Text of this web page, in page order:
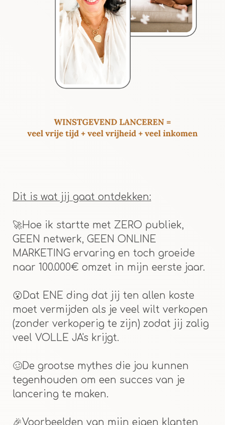
Dit is wat jij gaat ontdekken:
🚀Hoe ik startte met ZERO publiek,
GEEN netwerk, GEEN ONLINE
MARKETING ervaring en toch groeide
naar 100.000€ omzet in mijn eerste jaar.
😮Dat ENE ding dat jij ten allen koste
moet vermijden als je veel wilt verkopen
(zonder verkoperig te zijn) zodat jij zalig
veel VOLLE JA's krijgt.
🥴De grootse mythes die jou kunnen
tegenhouden om een succes van je
lancering te maken.
🎉Voorbeelden van mijn eigen klanten